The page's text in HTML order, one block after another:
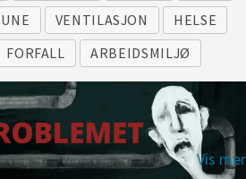
VENTILASJON
HELSE
FORFALL ARBEIDSMILJØ